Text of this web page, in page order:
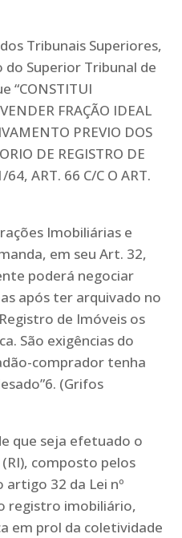
Tribunais Superiores,
Superior Tribunal de
“CONSTITUI
FRAÇÃO IDEAL
PREVIO DOS
DE REGISTRO DE
ART. 66 C/C O ART.
Imobiliárias e
em seu Art. 32,
poderá negociar
após ter arquivado no
de Imóveis os
São exigências do
comprador tenha
(Grifos
que seja efetuado o
composto pelos
32 da Lei nº
registro imobiliário,
em prol da coletividade